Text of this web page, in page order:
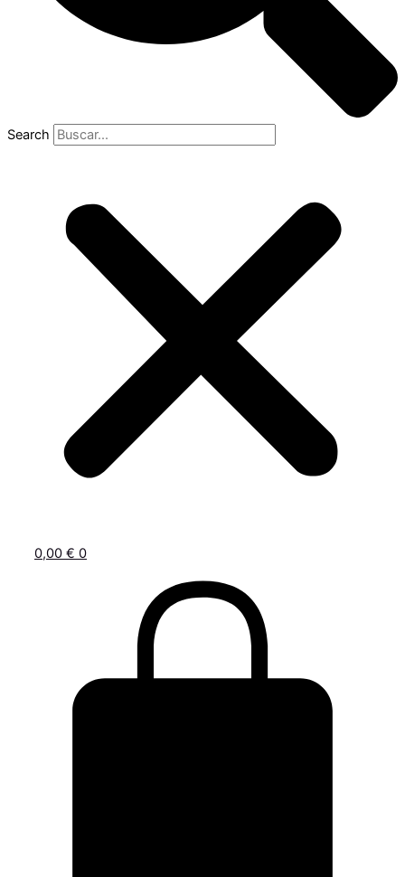
Search
0,00 € 0